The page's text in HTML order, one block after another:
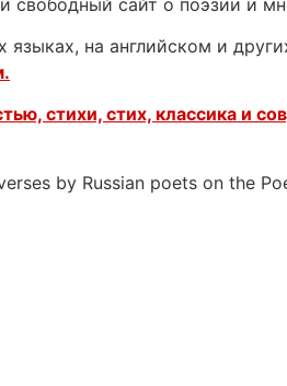
на английском и
стихи, стих, классика и
by Russian poets on the